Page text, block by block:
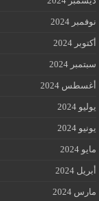
نوفمبر 2024
أكتوبر 2024
سبتمبر 2024
أغسطس 2024
يوليو 2024
يونيو 2024
مايو 2024
أبريل 2024
مارس 2024